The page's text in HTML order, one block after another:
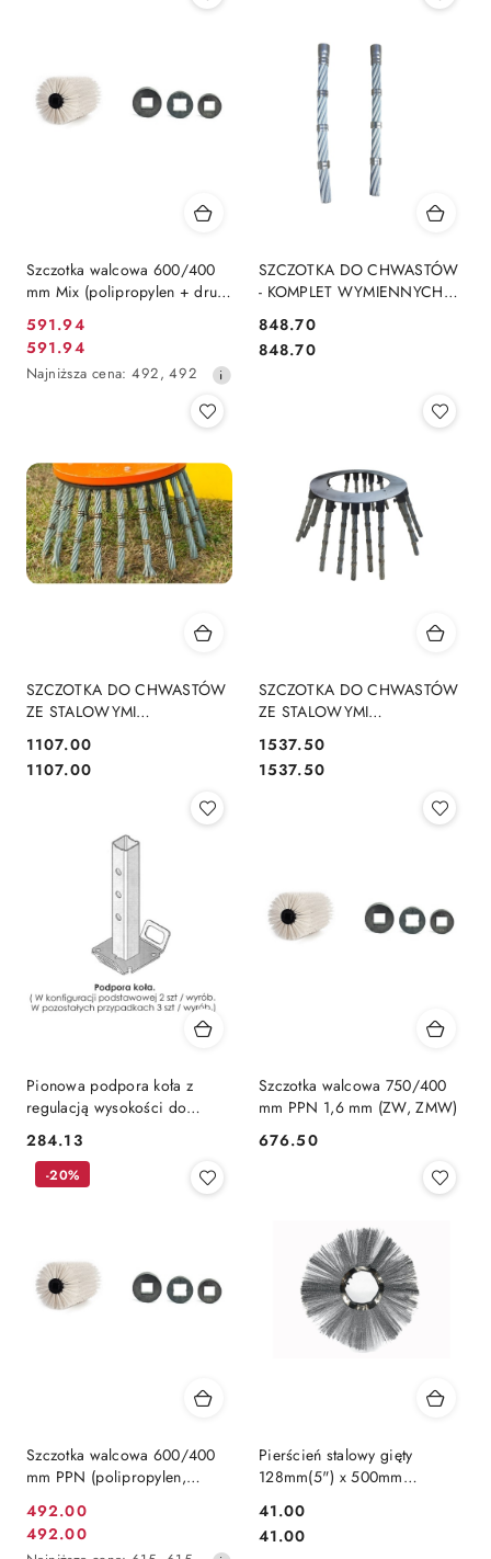
Szczotka walcowa 600/400
mm Mix (polipropylen + drut)
1,6 mm (ZW, ZMW)
Cena
promocyjna:
591.94
Cena
promocyjna:
591.94
Najniższa
przed
obniżką
Najniższa cena: 492, 492
SZCZOTKA DO CHWASTÓW
- KOMPLET WYMIENNYCH
LIN 20szt.
Cena:
848.70
Cena:
848.70
SZCZOTKA DO CHWASTÓW
ZE STALOWYMI
LINY
Cena:
1107.00
Cena:
1107.00
SZCZOTKA DO CHWASTÓW
ZE STALOWYMI
Cena:
1537.50
Cena:
1537.50
Pionowa podpora koła z
regulacją wysokości do
zamiatarki ZML
Cena:
284.13
Szczotka walcowa 750/400
mm PPN 1,6 mm (ZW, ZMW)
Cena:
676.50
Szczotka walcowa 600/400
mm PPN (polipropylen,
Cena
promocyjna:
492.00
Cena
492.00
-20%
Pierścień stalowy gięty
128mm(5") x 500mm
szczotka do zamiatarki drut
karbowany
Cena:
41.00
Cena:
41.00